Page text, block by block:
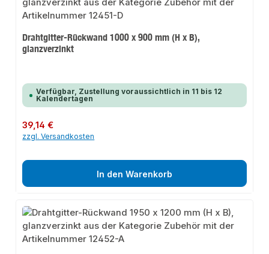
Drahtgitter-Rückwand 1000 x 900 mm (H x B),
glanzverzinkt
Verfügbar, Zustellung voraussichtlich in 11 bis 12
Kalendertagen
Regulärer Preis:
39,14 €
zzgl. Versandkosten
In den Warenkorb